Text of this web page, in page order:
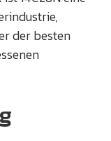
der besten